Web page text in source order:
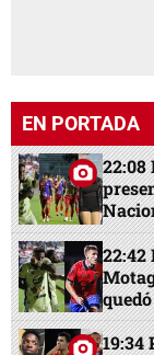
EN PORTADA
19:34